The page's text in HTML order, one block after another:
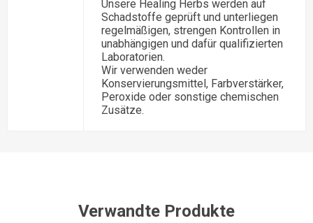
Unsere Healing Herbs werden auf
Schadstoffe geprüft und unterliegen
regelmäßigen, strengen Kontrollen in
unabhängigen und dafür qualifizierten
Laboratorien.
Wir verwenden weder
Konservierungsmittel, Farbverstärker,
Peroxide oder sonstige chemischen
Zusätze.
Verwandte Produkte